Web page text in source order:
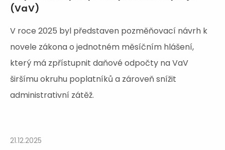
(VaV)
V roce 2025 byl představen pozměňovací návrh k
novele zákona o jednotném měsíčním hlášení,
který má zpřístupnit daňové odpočty na VaV
širšímu okruhu poplatníků a zároveň snížit
administrativní zátěž.
21.12.2025